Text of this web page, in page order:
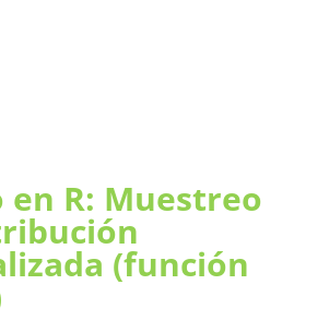
en R: Muestreo
(función